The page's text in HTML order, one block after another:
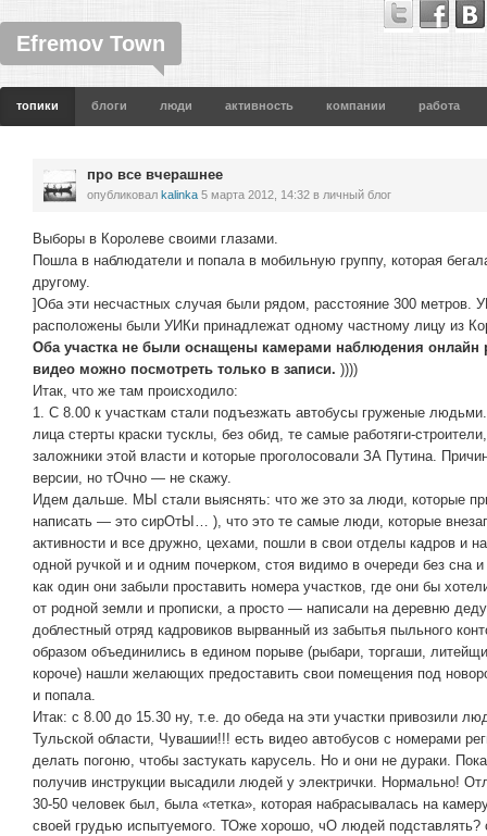
Efremov Town
топики блоги люди активность компании работа
про все вчерашнее
опубликовал kalinka 5 марта 2012, 14:32 в личный блог
Выборы в Королеве своими глазами.
Пошла в наблюдатели и попала в мобильную группу, которая
другому.
]Оба эти несчастных случая были рядом, расстояние 300 метров.
расположены были УИКи принадлежат одному частному лицу из
Оба участка не были оснащены камерами наблюдения
видео можно посмотреть только в записи. ))))
Итак, что же там происходило:
1. С 8.00 к участкам стали подъезжать автобусы груженые
лица стерты краски тусклы, без обид, те самые работяги-
заложники этой власти и которые проголосовали ЗА Путина.
версии, но тОчно — не скажу.
Идем дальше. МЫ стали выяснять: что же это за люди, которые
написать — это сирОтЫ… ), что это те самые люди, которые
активности и все дружно, цехами, пошли в свои отделы кадров и
одной ручкой и и одним почерком, стоя видимо в очереди без сна
как один они забыли проставить номера участков, где они бы
от родной земли и прописки, а просто — написали на деревню
доблестный отряд кадровиков вырванный из забытья пыльного
образом объединились в едином порыве (рыбари, торгаши,
короче) нашли желающих предоставить свои помещения под
и попала.
Итак: с 8.00 до 15.30 ну, т.е. до обеда на эти участки привозили
Тульской области, Чувашии!!! есть видео автобусов с номерами
делать погоню, чтобы застукать карусель. Но и они не дураки.
получив инструкции высадили людей у электрички. Нормально!
30-50 человек был, была «тетка», которая набрасывалась на
своей грудью испытуемого. ТОже хорошо, чО людей подставлять?